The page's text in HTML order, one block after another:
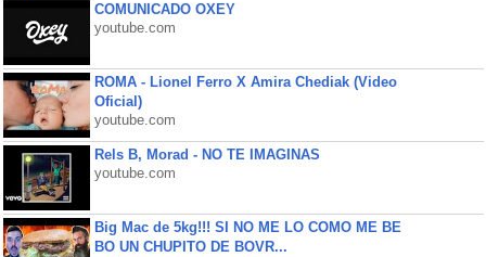
COMUNICADO OXEY
youtube.com
ROMA - Lionel Ferro X Amira Chediak (Video
Oficial)
youtube.com
Rels B, Morad - NO TE IMAGINAS
youtube.com
Big Mac de 5kg!!! SI NO ME LO COMO ME BE
BO UN CHUPITO DE BOVR...